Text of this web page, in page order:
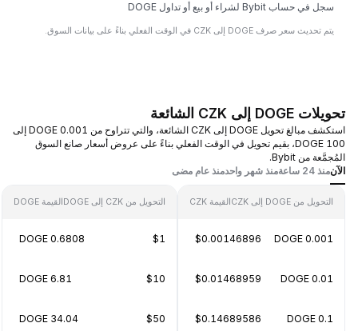
سجل في حساب Bybit لشراء أو بيع أو تداول DOGE
يتم تحديث سعر صرف DOGE إلى CZK في الوقت الفعلي بناءً على بيانات السوق.
تحويلات DOGE إلى CZK الشائعة
استكشف مبالغ تحويل DOGE إلى CZK الشائعة، والتي تتراوح من 0.001 DOGE إلى
100 DOGE، بقيم تحويل في الوقت الفعلي بناءً على عروض أسعار صانع السوق
المُجمَّعة من Bybit.
الآنمنذ 24 ساعة منذ شهر واحدمنذ عام مضى
التحويل من DOGE إلى CZK القيمة CZK
0.001 DOGE
$0.00146896
0.01 DOGE
$0.01468959
0.1 DOGE
$0.14689586
التحويل من CZK إلى DOGE القيمة DOGE
$1
0.6808 DOGE
$10
6.81 DOGE
$50
34.04 DOGE